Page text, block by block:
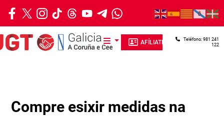
Ir o contido principal
AFÍLIATE
Teléfono: 981 241
122
Compre esixir medidas na